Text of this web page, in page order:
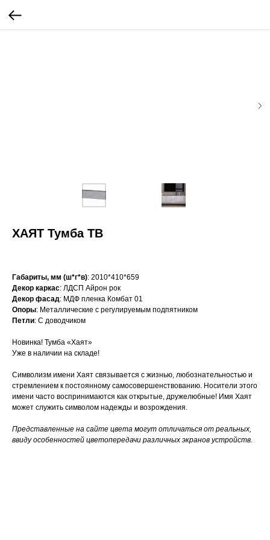
ХАЯТ Тумба ТВ
Габариты, мм (ш*г*в): 2010*410*659
Декор каркас: ЛДСП Айрон рок
Декор фасад: МДФ пленка Комбат 01
Опоры: Металлические с регулируемым подпятником
Петли: С доводчиком
Новинка! Тумба «Хаят»
Уже в наличии на складе!
Символизм имени Хаят связывается с жизнью, любознательностью и
стремлением к постоянному самосовершенствованию. Носители этого
имени часто воспринимаются как открытые, дружелюбные! Имя Хаят
может служить символом надежды и возрождения.
Представленные на сайте цвета могут отличаться от реальных,
ввиду особенностей цветопередачи различных экранов устройств.